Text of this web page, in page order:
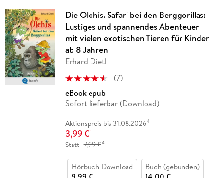
Die Olchis. Safari bei den Berggorillas:
Lustiges und spannendes Abenteuer
mit vielen exotischen Tieren für Kinder
ab 8 Jahren
Erhard Dietl
(7)
eBook epub
Sofort lieferbar (Download)
Aktionspreis bis 31.08.20264
3,99 €*
Statt 7,99 €4
Hörbuch Download
Buch (gebunden)